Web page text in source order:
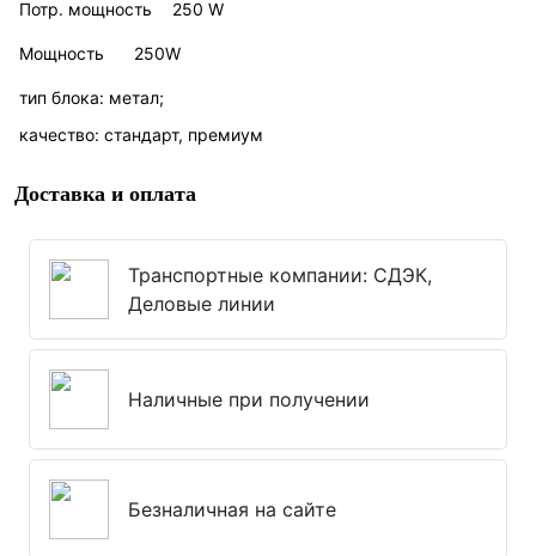
Потр. мощность 250 W
Мощность 250W
тип блока: метал;
качество: стандарт, премиум
Доставка и оплата
Транспортные компании: СДЭК,
Деловые линии
Наличные при получении
Безналичная на сайте